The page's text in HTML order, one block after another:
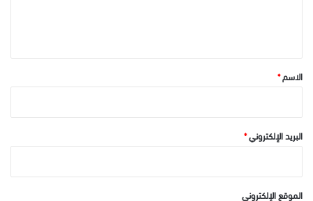
*الاسم*
البريد الإلكتروني*
الموقع الإلكتروني